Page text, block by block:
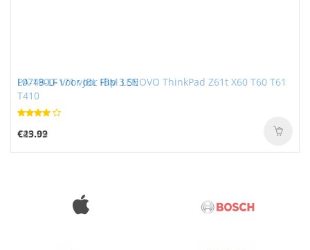
PA-1900-171 voor IBM LENOVO ThinkPad Z61t X60 T60 T61
T410
€49.02
L0748-LF voor JBL Flip 3 SE
€23.99